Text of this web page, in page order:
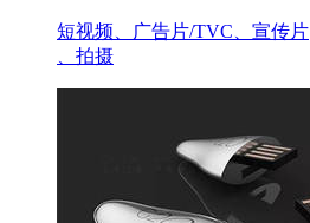
短视频、广告片/TVC、宣传片
、拍摄